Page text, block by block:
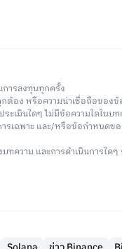
การลงทุนทุกครั้ง
ต้อง หรือความน่าเชื่อถือของ
ะเมินใดๆ ไม่มีข้อความใดในบ
รเฉพาะ และ/หรือข้อกำหนดข
ทความ และการดำเนินการใด